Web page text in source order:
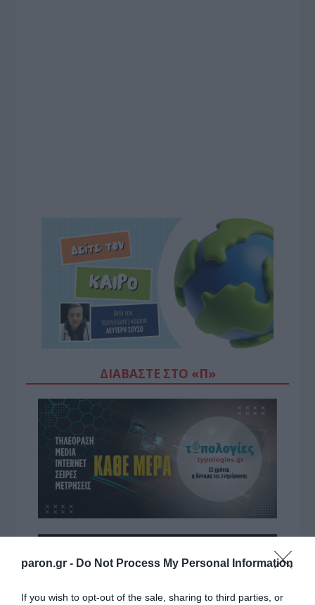
paron.gr - Do Not Process My Personal Information
If you wish to opt-out of the sale, sharing to third parties, or
ΔΙΑΒΆΣΤΕ ΣΤΟ «Π»